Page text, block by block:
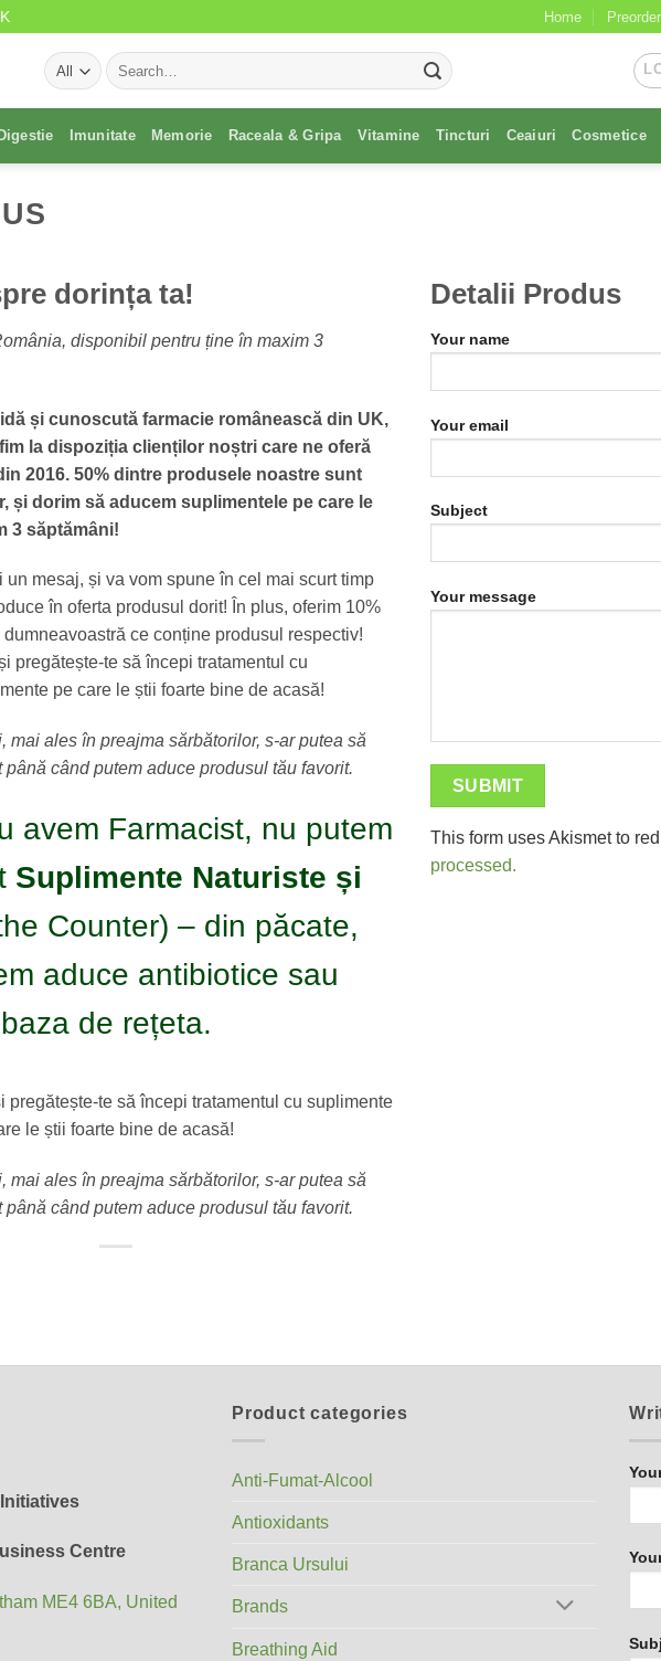
Home Preorder
Search
for:
Digestie Imunitate Memorie Raceala & Gripa Vitamine Tincturi Ceaiuri Cosmetice
dorința ta!
disponibil pentru ține în maxim 3
și cunoscută farmacie românească din UK,
la dispoziția clienților noștri care ne oferă
2016. 50% dintre produsele noastre sunt
și dorim să aducem suplimentele pe care le
3 săptămâni!
un mesaj, și va vom spune în cel mai scurt timp
în oferta produsul dorit! În plus, oferim 10%
ce conține produsul respectiv!
pregătește-te să începi tratamentul cu
pe care le știi foarte bine de acasă!
mai ales în preajma sărbătorilor, s-ar putea să
când putem aduce produsul tău favorit.
avem Farmacist, nu putem
Suplimente Naturiste și
Counter) – din păcate,
aduce antibiotice sau
de rețeta.
pregătește-te să începi tratamentul cu suplimente
le știi foarte bine de acasă!
mai ales în preajma sărbătorilor, s-ar putea să
când putem aduce produsul tău favorit.
Detalii Produs
Your name
Your email
Subject
Your message
This form uses Akismet to
processed.
Centre
ME4 6BA, United
Product categories
Anti-Fumat-Alcool
Antioxidants
Branca Ursului
Brands
Breathing Aid